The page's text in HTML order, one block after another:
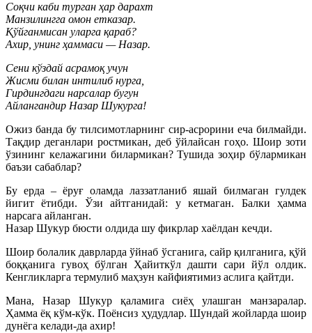
Соқчи каби турган ҳар дарахт
Манзилингга омон етказар.
Қўйганмисан уларга қараб?
Ахир, унинг ҳаммаси — Назар.
Сени кўздай асрамоқ учун
Жисми билан интилиб нурга,
Гирдингдаги нарсалар бугун
Айлангандир Назар Шукурга!
Ожиз банда бу тилсимотларнинг сир-асрорини еча билмайди.
Тақдир деганлари ростмикан, деб ўйлайсан гоҳо. Шоир зоти
ўзининг келажагини билармикан? Тушида зоҳир бўлармикан
баъзи сабаблар?
Бу ерда – ёруғ оламда лаззатланиб яшай билмаган гулдек
йигит ётибди. Ўзи айтганидай: у кетмаган. Балки ҳамма
нарсага айланган.
Назар Шукур бюсти олдида шу фикрлар хаёлдан кечди.
Шоир болалик даврларда ўйнаб ўсганига, сайр қилганига, қўй
боққанига гувоҳ бўлган Ҳайиткўл дашти сари йўл олдик.
Кенгликларга термулиб маҳзун кайфиятимиз аслига қайтди.
Мана, Назар Шукур қаламига сиёҳ улашган манзаралар.
Ҳамма ёқ кўм-кўк. Поёнсиз ҳудудлар. Шундай жойларда шоир
дунёга келади-да ахир!